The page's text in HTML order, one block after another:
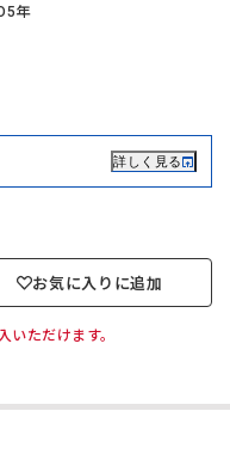
年
詳しく見る
お気に入りに追加
ただけます。